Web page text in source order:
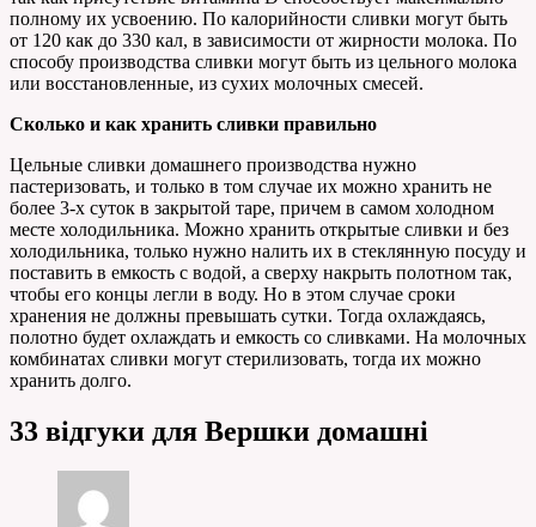
полному их усвоению. По калорийности сливки могут быть
от 120 как до 330 кал, в зависимости от жирности молока. По
способу производства сливки могут быть из цельного молока
или восстановленные, из сухих молочных смесей.
Сколько и как хранить сливки правильно
Цельные сливки домашнего производства нужно
пастеризовать, и только в том случае их можно хранить не
более 3-х суток в закрытой таре, причем в самом холодном
месте холодильника. Можно хранить открытые сливки и без
холодильника, только нужно налить их в стеклянную посуду и
поставить в емкость с водой, а сверху накрыть полотном так,
чтобы его концы легли в воду. Но в этом случае сроки
хранения не должны превышать сутки. Тогда охлаждаясь,
полотно будет охлаждать и емкость со сливками. На молочных
комбинатах сливки могут стерилизовать, тогда их можно
хранить долго.
33 відгуки для Вершки домашні